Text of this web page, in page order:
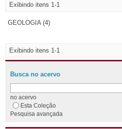
Exibindo itens 1-1
GEOLOGIA (4)
Exibindo itens 1-1
Busca no acervo
no acervo
Esta Coleção
Pesquisa avançada